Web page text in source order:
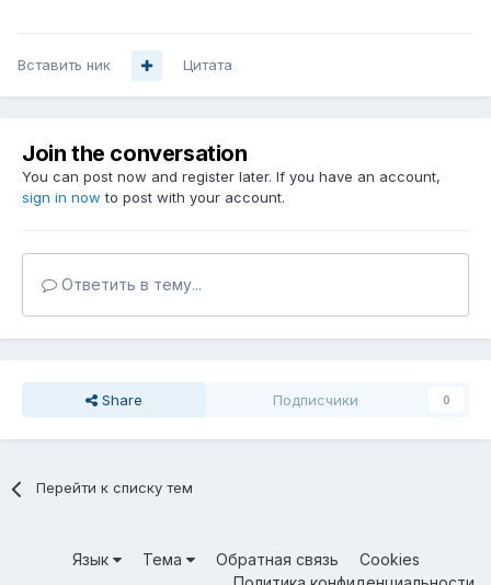
Вставить ник Цитата
Join the conversation
You can post now and register later. If you have an account,
sign in now to post with your account.
Ответить в тему...
Share Подписчики 0
Перейти к списку тем
Язык Тема Обратная связь
Cookies